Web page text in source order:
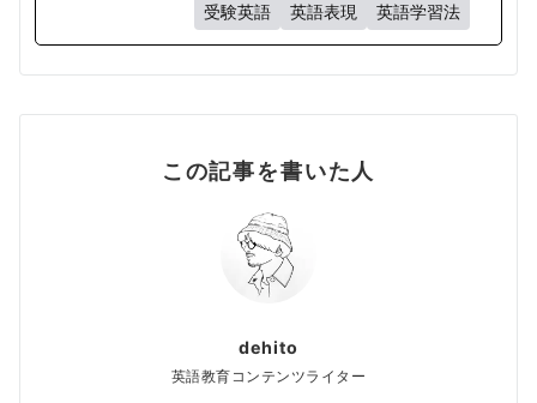
受験英語
英語表現 英語学習法
この記事を書いた人
dehito
英語教育コンテンツライター